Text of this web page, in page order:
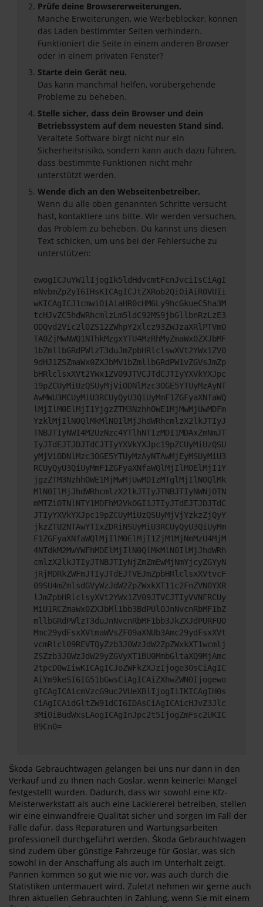
Prüfe deine Browsererweiterungen.
Manche Erweiterungen, wie Werbeblocker, können
das Laden bestimmter Seiten verhindern.
Funktioniert die Seite in einem anderen Browser
oder in einem privaten Fenster?
Starte dein Gerät neu.
Das kann manchmal helfen, vorübergehende
Probleme zu beheben.
Stelle sicher, dass dein Browser und dein
Betriebssystem auf dem neuesten Stand sind.
Veraltete Software birgt nicht nur ein
Sicherheitsrisiko, sondern kann auch dazu führen,
dass bestimmte Funktionen nicht mehr
unterstützt werden.
Wende dich an den Webseitenbetreiber.
Wenn du alle oben genannten Schritte versucht
hast, kontaktiere uns bitte. Wir werden versuchen,
das Problem zu beheben. Du kannst uns diesen
Text schicken, um uns bei der Fehlersuche zu
unterstützen:
ewogICJuYW1lIjogIk5ldHdvcmtFcnJvciIsCiAgI
mNvbmZpZyI6IHsKICAgICJtZXRob2QiOiAiR0VUIi
wKICAgICJ1cmwiOiAiaHR0cHM6Ly9hcGkueC5ha3M
tcHJvZC5hdWRhcmlzLm5ldC92MS9jbGllbnRzLzE3
ODQvd2Vic2l0ZS12ZWhpY2xlcz93ZWJzaXRlPTVmO
TA0ZjMwNWQ1NThkMzgxYTU4MzRhMyZmaWx0ZXJbMF
1bZmllbGRdPWlzT3duJmZpbHRlclswXVt2YWx1ZV0
9dHJ1ZSZmaWx0ZXJbMV1bZmllbGRdPW1vZGVsJmZp
bHRlclsxXVt2YWx1ZV09JTVCJTdCJTIyYXVkYXJpc
19pZCUyMiUzQSUyMjViODNlMzc3OGE5YTUyMzAyNT
AwMWU3MCUyMiU3RCUyQyU3QiUyMmF1ZGFyaXNfaWQ
lMjIlM0ElMjI1YjgzZTM3NzhhOWE1MjMwMjUwMDFm
YzklMjIlN0QlMkMlN0IlMjJhdWRhcmlzX2lkJTIyJ
TNBJTIyNWI4M2UzNzc4YTlhNTIzMDI1MDAxZmNmJT
IyJTdEJTJDJTdCJTIyYXVkYXJpc19pZCUyMiUzQSU
yMjViODNlMzc3OGE5YTUyMzAyNTAwMjEyMSUyMiU3
RCUyQyU3QiUyMmF1ZGFyaXNfaWQlMjIlM0ElMjI1Y
jgzZTM3NzhhOWE1MjMwMjUwMDIzMTglMjIlN0QlMk
MlN0IlMjJhdWRhcmlzX2lkJTIyJTNBJTIyNWNjOTN
mMTZiOTNlNTY1MDFhM2VkOGI1JTIyJTdEJTJDJTdC
JTIyYXVkYXJpc19pZCUyMiUzQSUyMjVjYzkzZjQyY
jkzZTU2NTAwYTIxZDRiNSUyMiU3RCUyQyU3QiUyMm
F1ZGFyaXNfaWQlMjIlM0ElMjI1ZjM1MjNmMzU4MjM
4NTdkM2MwYWFhMDElMjIlN0QlMkMlN0IlMjJhdWRh
cmlzX2lkJTIyJTNBJTIyNjZmZmEwMjNmYjcyZGYyN
jRjMDRkZWFmJTIyJTdEJTVEJmZpbHRlclsxXVtvcF
09SU4mZmlsdGVyWzJdW2ZpZWxkXT11c2FnZVN0YXR
lJmZpbHRlclsyXVt2YWx1ZV09JTVCJTIyVVNFRCUy
MiU1RCZmaWx0ZXJbMl1bb3BdPUlOJnNvcnRbMF1bZ
mllbGRdPWlzT3duJnNvcnRbMF1bb3JkZXJdPURFU0
Mmc29ydFsxXVtmaWVsZF09aXNUb3Amc29ydFsxXVt
vcmRlcl09REVTQyZzb3J0WzJdW2ZpZWxkXT1wcmlj
ZSZzb3J0WzJdW29yZGVyXT1BU0MmbGltaXQ9MjAmc
2tpcD0wIiwKICAgICJoZWFkZXJzIjoge30sCiAgIC
AiYm9keSI6IG51bGwsCiAgICAiZXhwZWN0Ijogewo
gICAgICAicmVzcG9uc2VUeXBlIjogIiIKICAgIH0s
CiAgICAidGltZW91dCI6IDAsCiAgICAicHJvZ3Jlc
3MiOiBudWxsLAogICAgInJpc2t5IjogZmFsc2UKIC
B9Cn0=
Škoda Gebrauchtwagen gelangen bei uns nur dann in den
Verkauf und zu Ihnen nach Goslar, wenn keinerlei Mängel
festgestellt wurden. Dadurch, dass wir sowohl eine Kfz-
Meisterwerkstatt als auch eine Lackiererei betreiben, stellen
wir eine einwandfreie Qualität sicher und sorgen im Fall der
Fälle dafür, dass Reparaturen und Wartungsarbeiten
professionell durchgeführt werden. Škoda Gebrauchtwagen
sind zudem über günstige Fahrzeuge für Goslar, was sich
sowohl in der Anschaffung als auch im Unterhalt zeigt.
Pannen kommen so gut wie nie vor, was auch durch die
Statistiken untermauert wird. Zuletzt nehmen wir gerne auch
Ihren aktuellen Gebrauchten in Zahlung, wenn Sie mit einem